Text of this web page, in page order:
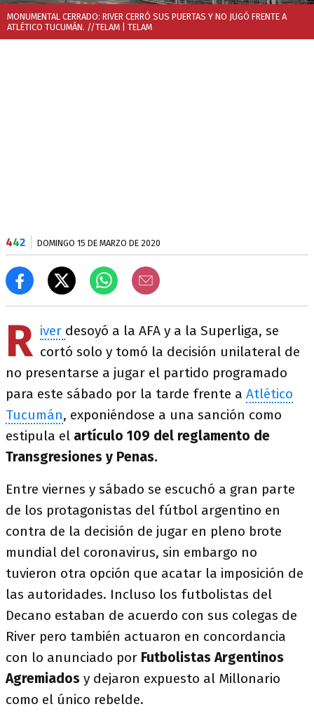
MONUMENTAL CERRADO: RIVER CERRÓ SUS PUERTAS Y NO JUGÓ FRENTE A
ATLÉTICO TUCUMÁN. //TELAM | TELAM
442 DOMINGO 15 DE MARZO DE 2020
R iver desoyó a la AFA y a la Superliga, se
cortó solo y tomó la decisión unilateral de
no presentarse a jugar el partido programado
para este sábado por la tarde frente a Atlético
Tucumán, exponiéndose a una sanción como
estipula el artículo 109 del reglamento de
Transgresiones y Penas.
Entre viernes y sábado se escuchó a gran parte
de los protagonistas del fútbol argentino en
contra de la decisión de jugar en pleno brote
mundial del coronavirus, sin embargo no
tuvieron otra opción que acatar la imposición de
las autoridades. Incluso los futbolistas del
Decano estaban de acuerdo con sus colegas de
River pero también actuaron en concordancia
con lo anunciado por Futbolistas Argentinos
Agremiados y dejaron expuesto al Millonario
como el único rebelde.